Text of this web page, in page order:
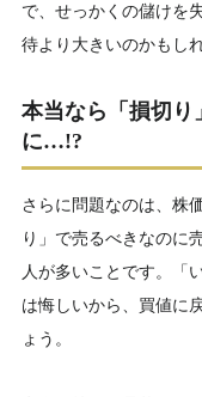
で、せっかくの儲けを
待より大きいのかもし
本当なら「損切り
に…!?
さらに問題なのは、株
り」で売るべきなのに
人が多いことです。「
は悔しいから、買値に
ょう。